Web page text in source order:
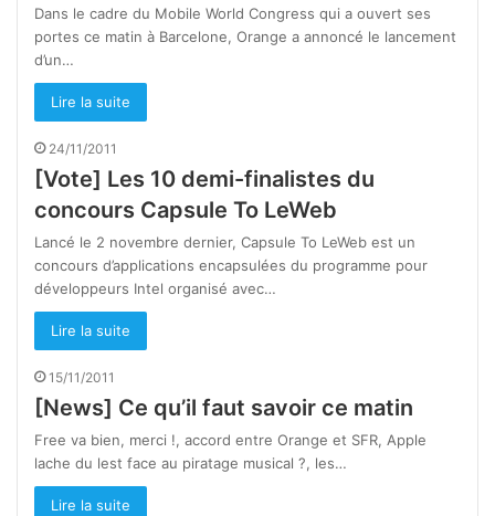
Dans le cadre du Mobile World Congress qui a ouvert ses
portes ce matin à Barcelone, Orange a annoncé le lancement
d’un…
Lire la suite
24/11/2011
[Vote] Les 10 demi-finalistes du
concours Capsule To LeWeb
Lancé le 2 novembre dernier, Capsule To LeWeb est un
concours d’applications encapsulées du programme pour
développeurs Intel organisé avec…
Lire la suite
15/11/2011
[News] Ce qu’il faut savoir ce matin
Free va bien, merci !, accord entre Orange et SFR, Apple
lache du lest face au piratage musical ?, les…
Lire la suite